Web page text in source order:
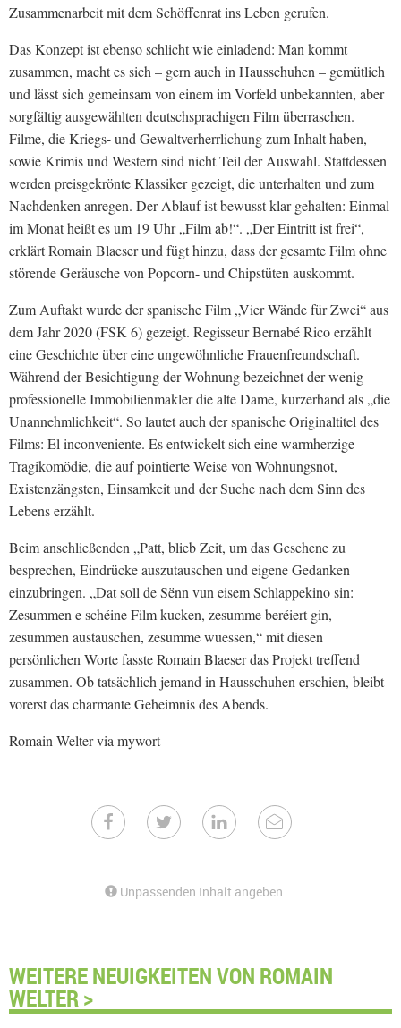
Zusammenarbeit mit dem Schöffenrat ins Leben gerufen.
Das Konzept ist ebenso schlicht wie einladend: Man kommt
zusammen, macht es sich – gern auch in Hausschuhen – gemütlich
und lässt sich gemeinsam von einem im Vorfeld unbekannten, aber
sorgfältig ausgewählten deutschsprachigen Film überraschen.
Filme, die Kriegs- und Gewaltverherrlichung zum Inhalt haben,
sowie Krimis und Western sind nicht Teil der Auswahl. Stattdessen
werden preisgekrönte Klassiker gezeigt, die unterhalten und zum
Nachdenken anregen. Der Ablauf ist bewusst klar gehalten: Einmal
im Monat heißt es um 19 Uhr „Film ab!“. „Der Eintritt ist frei“,
erklärt Romain Blaeser und fügt hinzu, dass der gesamte Film ohne
störende Geräusche von Popcorn- und Chipstüten auskommt.
Zum Auftakt wurde der spanische Film „Vier Wände für Zwei“ aus
dem Jahr 2020 (FSK 6) gezeigt. Regisseur Bernabé Rico erzählt
eine Geschichte über eine ungewöhnliche Frauenfreundschaft.
Während der Besichtigung der Wohnung bezeichnet der wenig
professionelle Immobilienmakler die alte Dame, kurzerhand als „die
Unannehmlichkeit“. So lautet auch der spanische Originaltitel des
Films: El inconveniente. Es entwickelt sich eine warmherzige
Tragikomödie, die auf pointierte Weise von Wohnungsnot,
Existenzängsten, Einsamkeit und der Suche nach dem Sinn des
Lebens erzählt.
Beim anschließenden „Patt, blieb Zeit, um das Gesehene zu
besprechen, Eindrücke auszutauschen und eigene Gedanken
einzubringen. „Dat soll de Sënn vun eisem Schlappekino sin:
Zesummen e schéine Film kucken, zesumme beréiert gin,
zesummen austauschen, zesumme wuessen,“ mit diesen
persönlichen Worte fasste Romain Blaeser das Projekt treffend
zusammen. Ob tatsächlich jemand in Hausschuhen erschien, bleibt
vorerst das charmante Geheimnis des Abends.
Romain Welter via mywort
Unpassenden Inhalt angeben
WEITERE NEUIGKEITEN VON ROMAIN
WELTER >